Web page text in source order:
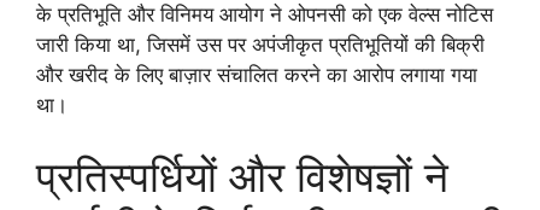
के प्रतिभूति और विनिमय आयोग ने ओपनसी को एक वेल्स नोटिस
जारी किया था, जिसमें उस पर अपंजीकृत प्रतिभूतियों की बिक्री
और खरीद के लिए बाज़ार संचालित करने का आरोप लगाया गया
था।
प्रतिस्पर्धियों और विशेषज्ञों ने